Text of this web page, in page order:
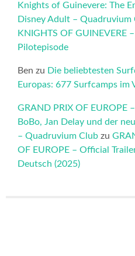
Knights of Guinevere: The
Disney Adult – Quadruvium
KNIGHTS OF GUINEVERE –
Pilotepisode
Ben zu Die beliebtesten
Europas: 677 Surfcamps im
GRAND PRIX OF EUROPE
BoBo, Jan Delay und der
– Quadruvium Club zu
OF EUROPE – Official
Deutsch (2025)